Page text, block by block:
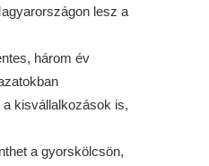
lesz a
három év
kisvállalkozások is,
a gyorskölcsön,